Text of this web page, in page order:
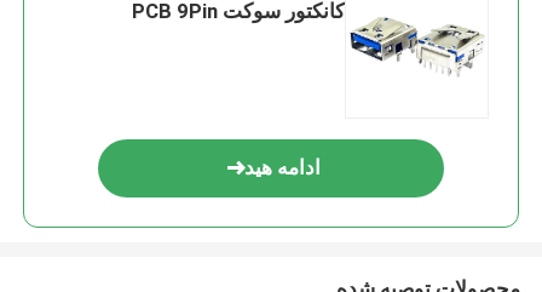
کانکتور سوکت PCB 9Pin
ادامه هید